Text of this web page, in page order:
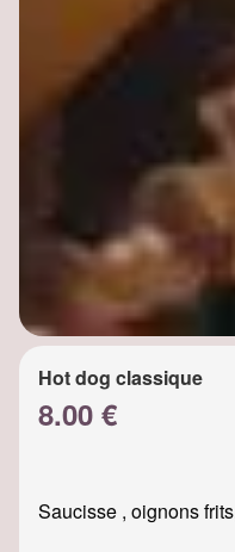
Hot dog classique
8.00 €
Saucisse , oignons